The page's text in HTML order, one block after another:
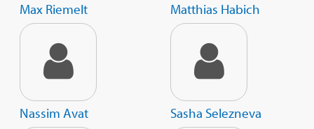
Max Riemelt Matthias Habich
Nassim Avat Sasha Selezneva